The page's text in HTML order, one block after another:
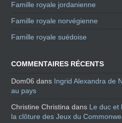
Famille royale jordanienne
Famille royale norvégienne
Famille royale suédoise
COMMENTAIRES RÉCENTS
Dom06 dans Ingrid Alexandra de
au pays
Christine Christina dans Le duc et
la clôture des Jeux du